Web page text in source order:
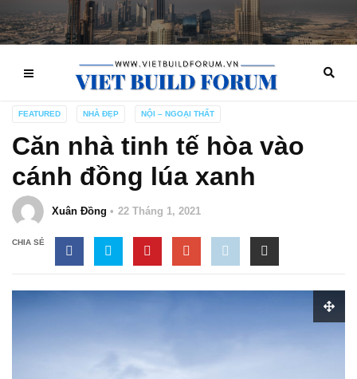
FEATURED NHÀ ĐẸP NỘI – NGOẠI THẤT
Căn nhà tinh tế hòa vào
cánh đồng lúa xanh
Xuân Đồng 22 Tháng 1, 2021
CHIA SẺ